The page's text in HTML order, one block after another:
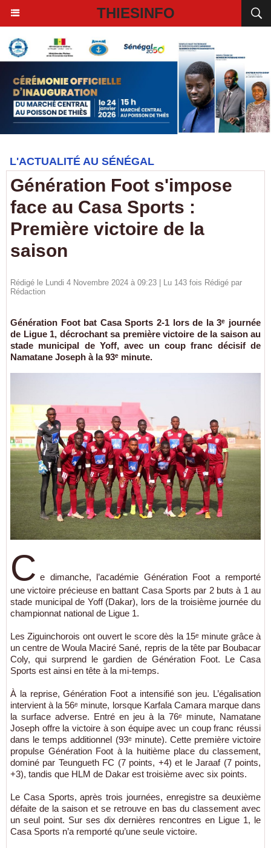
THIESINFO
L'ACTUALITÉ AU SÉNÉGAL
Génération Foot s'impose
face au Casa Sports :
Première victoire de la
saison
Rédigé le Lundi 4 Novembre 2024 à 09:23 | Lu 143 fois Rédigé par
Rédaction
Génération Foot bat Casa Sports 2-1 lors de la 3ᵉ journée
de Ligue 1, décrochant sa première victoire de la saison au
stade municipal de Yoff, avec un coup franc décisif de
Namatane Joseph à la 93ᵉ minute.
C e dimanche, l’académie Génération Foot a remporté
une victoire précieuse en battant Casa Sports par 2 buts à 1 au
stade municipal de Yoff (Dakar), lors de la troisième journée du
championnat national de Ligue 1.
Les Ziguinchorois ont ouvert le score dès la 15ᵉ minute grâce à
un centre de Woula Maciré Sané, repris de la tête par Boubacar
Coly, qui surprend le gardien de Génération Foot. Le Casa
Sports est ainsi en tête à la mi-temps.
À la reprise, Génération Foot a intensifié son jeu. L’égalisation
intervient à la 56ᵉ minute, lorsque Karfala Camara marque dans
la surface adverse. Entré en jeu à la 76ᵉ minute, Namatane
Joseph offre la victoire à son équipe avec un coup franc réussi
dans le temps additionnel (93ᵉ minute). Cette première victoire
propulse Génération Foot à la huitième place du classement,
dominé par Teungueth FC (7 points, +4) et le Jaraaf (7 points,
+3), tandis que HLM de Dakar est troisième avec six points.
Le Casa Sports, après trois journées, enregistre sa deuxième
défaite de la saison et se retrouve en bas du classement avec
un seul point. Sur ses dix dernières rencontres en Ligue 1, le
Casa Sports n’a remporté qu’une seule victoire.